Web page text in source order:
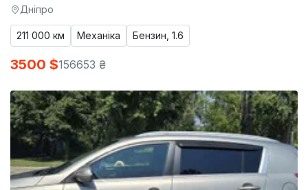
Дніпро
211 000 км Механіка Бензин, 1.6
3500 $156653 ₴